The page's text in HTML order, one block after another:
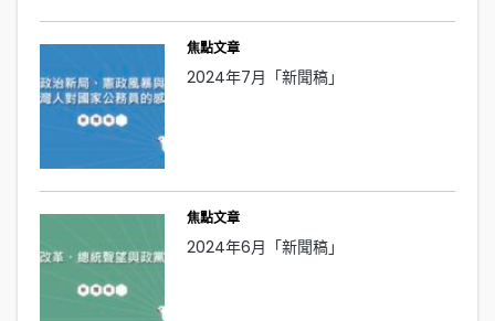
焦點文章
2024年7月「新聞稿」
焦點文章
2024年6月「新聞稿」